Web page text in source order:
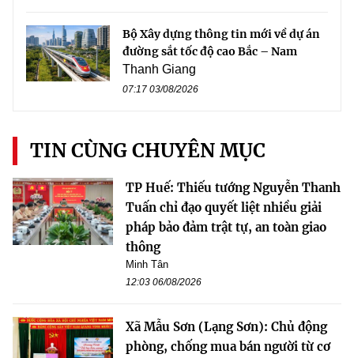
Bộ Xây dựng thông tin mới về dự án
đường sắt tốc độ cao Bắc – Nam
Thanh Giang
07:17 03/08/2026
TIN CÙNG CHUYÊN MỤC
TP Huế: Thiếu tướng Nguyễn Thanh
Tuấn chỉ đạo quyết liệt nhiều giải
pháp bảo đảm trật tự, an toàn giao
thông
Minh Tân
12:03 06/08/2026
Xã Mẫu Sơn (Lạng Sơn): Chủ động
phòng, chống mua bán người từ cơ